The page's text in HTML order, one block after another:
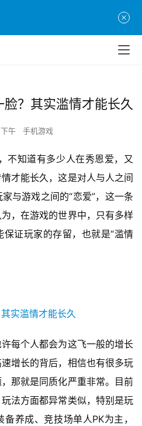
？其实滥情才能长久
午 手机游戏
不知道有多少人在秀恩爱，又
才能长久，这是对人与人之间
与游戏之间的“恋爱”，这一条
，在游戏的世界中，只有多样
证玩家的存留，也就是“滥情
每个人都会为这飞一般的增长
增长的背后，相信也有很多玩
那就是同质化严重非常。目前
法方面都异常类似，特别是玩
养成、竞技场单人PK为主，